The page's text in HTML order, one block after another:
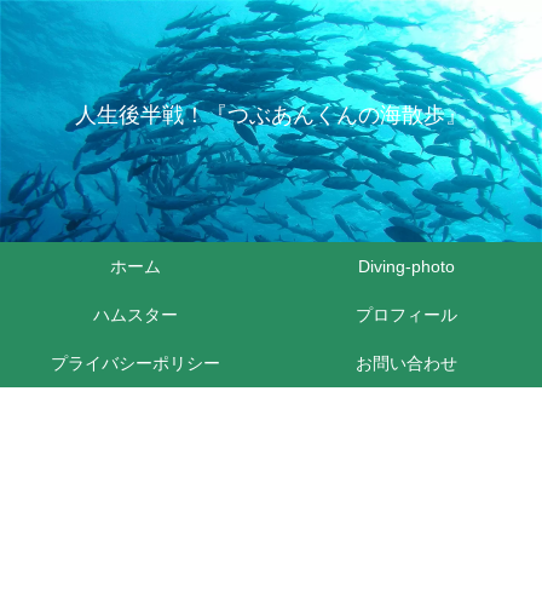
人生後半戦！『つぶあんくんの海散歩』
ホーム Diving-photo
ハムスター プロフィール
プライバシーポリシー お問い合わせ